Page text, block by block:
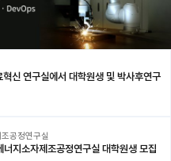
공정연구실
지소자제조공정연구실 대학원생 모집